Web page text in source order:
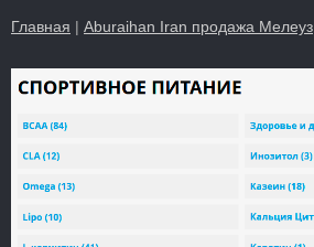
Главная | Aburaihan Iran продажа Мелеуз